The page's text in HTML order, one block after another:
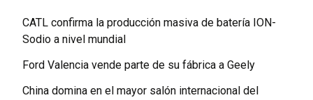
CATL confirma la producción masiva de batería ION-
Sodio a nivel mundial
Ford Valencia vende parte de su fábrica a Geely
China domina en el mayor salón internacional del